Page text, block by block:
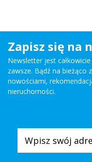
Zapisz się na
Newsletter jest
zawsze. Bądź na bieżąco
nowościami,
nieruchomości.